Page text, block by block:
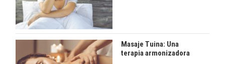
Masaje Tuina: Una
terapia armonizadora